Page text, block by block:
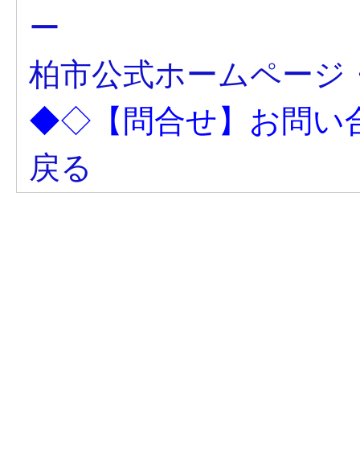
ー
柏市公式ホームペー
◆◇【問合せ】お問い
戻る